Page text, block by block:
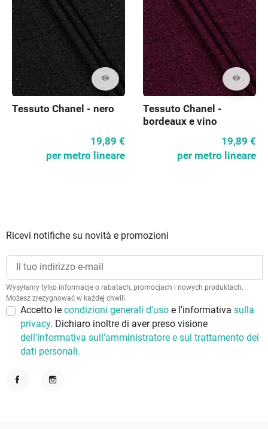
visibility
Tessuto Chanel - nero
19,89 €
per metro lineare
visibility
Tessuto Chanel -
bordeaux e vino
19,89 €
per metro lineare
Ricevi notifiche su novità e promozioni
Wysyłamy tylko informacje o rabatach, promocjach i nowych produktach.
Możesz zrezygnować w każdej chwili.
Accetto le condizioni generali d'uso e l'informativa sulla
privacy. Dichiaro inoltre di aver preso visione
dell'informativa sull'amministratore e sul trattamento dei
dati personali.